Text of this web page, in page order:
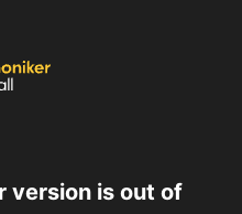
version is out of